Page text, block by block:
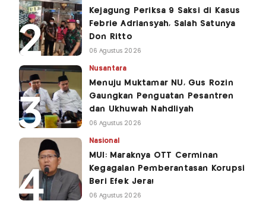
Kejagung Periksa 9 Saksi di Kasus
Febrie Adriansyah, Salah Satunya
Don Ritto
06 Agustus 2026
Nusantara
Menuju Muktamar NU, Gus Rozin
Gaungkan Penguatan Pesantren
dan Ukhuwah Nahdliyah
06 Agustus 2026
Nasional
MUI: Maraknya OTT Cerminan
Kegagalan Pemberantasan Korupsi
Beri Efek Jera!
06 Agustus 2026